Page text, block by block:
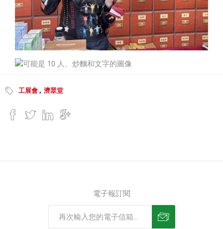
工展會 , 濟眾堂
電子報訂閱